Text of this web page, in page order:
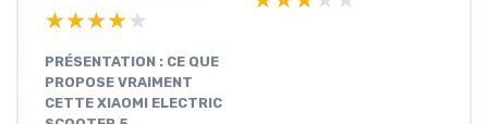
★★★★★
★★★★★
PRÉSENTATION : CE QUE
PROPOSE VRAIMENT
CETTE XIAOMI ELECTRIC